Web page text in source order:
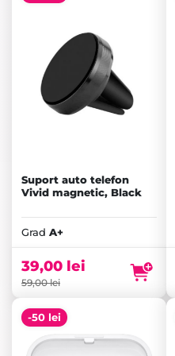
Suport auto telefon
Vivid magnetic, Black
Grad A+
59,00lei
39,00 lei
-50 lei